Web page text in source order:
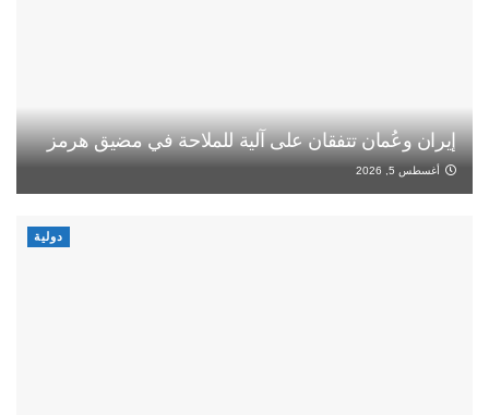
إيران وعُمان تتفقان على آلية للملاحة في مضيق هرمز
أغسطس 5, 2026
دولية